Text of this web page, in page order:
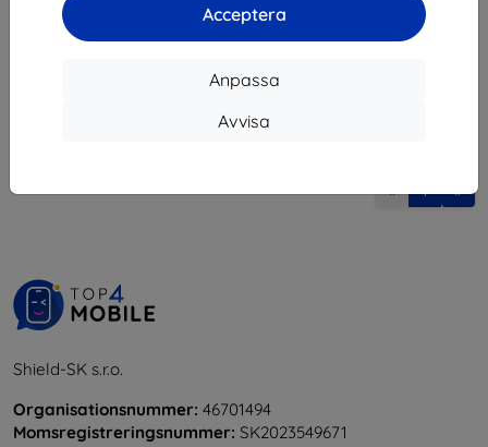
Acceptera
Anpassa
Avvisa
« 1 »
Shield-SK s.r.o.
Organisationsnummer: 46701494
Momsregistreringsnummer: SK2023549671